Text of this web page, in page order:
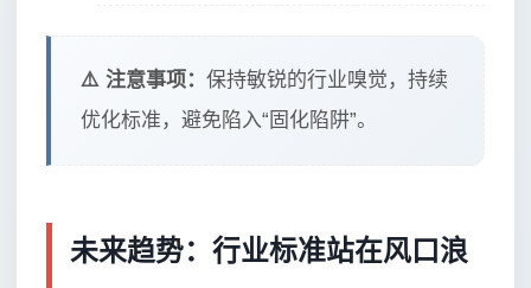
⚠️ 注意事项： 保持敏锐的行业嗅觉，持续
优化标准，避免陷入“固化陷阱”。
未来趋势：行业标准站在风口浪